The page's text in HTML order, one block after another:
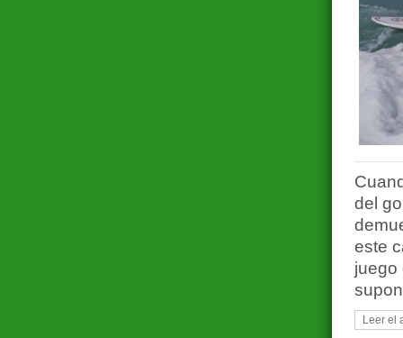
del
este
Leer el